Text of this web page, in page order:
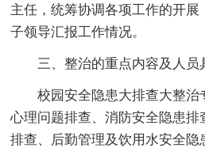
主任，统筹协调各项工作的开展
子领导汇报工作情况。
三、整治的重点内容及人员
校园安全隐患大排查大整治
心理问题排查、消防安全隐患排
排查、后勤管理及饮用水安全隐